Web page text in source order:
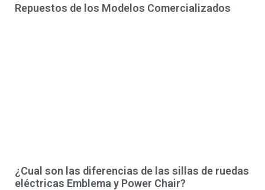
Repuestos de los Modelos Comercializados
¿Cual son las diferencias de las sillas de ruedas
eléctricas Emblema y Power Chair?